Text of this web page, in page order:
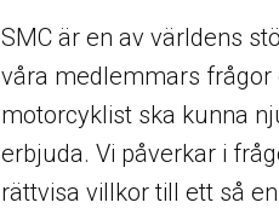
SMC är en av världens
våra medlemmars
motorcyklist ska kunna
erbjuda. Vi påverkar i
rättvisa villkor till ett så